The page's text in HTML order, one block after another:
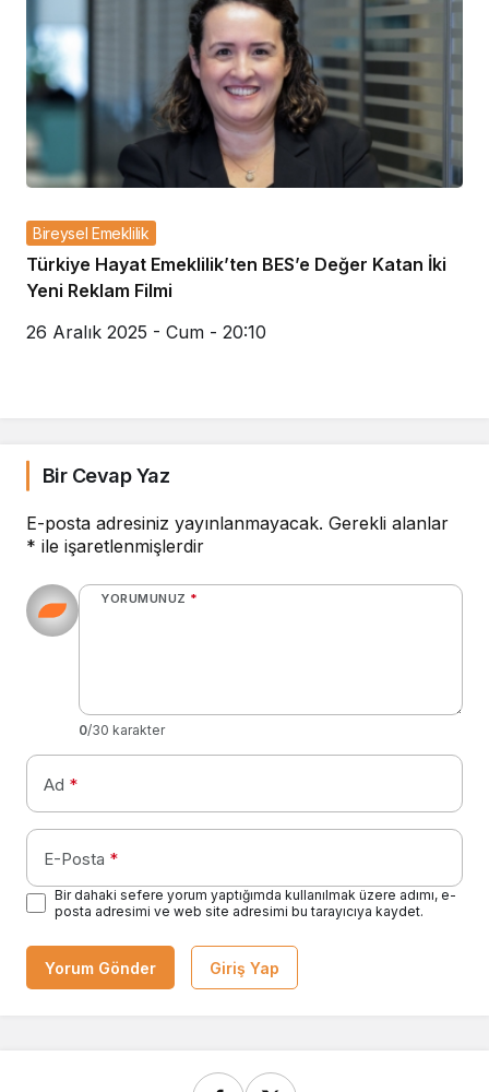
Bireysel Emeklilik
Türkiye Hayat Emeklilik’ten BES’e Değer Katan İki
Yeni Reklam Filmi
26 Aralık 2025 - Cum - 20:10
Bir Cevap Yaz
E-posta adresiniz yayınlanmayacak. Gerekli alanlar
* ile işaretlenmişlerdir
YORUMUNUZ *
0/30 karakter
Ad *
E-Posta *
Bir dahaki sefere yorum yaptığımda kullanılmak üzere adımı, e-
posta adresimi ve web site adresimi bu tarayıcıya kaydet.
Yorum Gönder Giriş Yap